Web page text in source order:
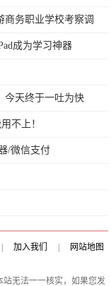
商务职业学校考察调
成为学习神器
今天终于一吐为快
不上！
/微信支付
加入我们 |
网站地图
无法一一核实，如果您发